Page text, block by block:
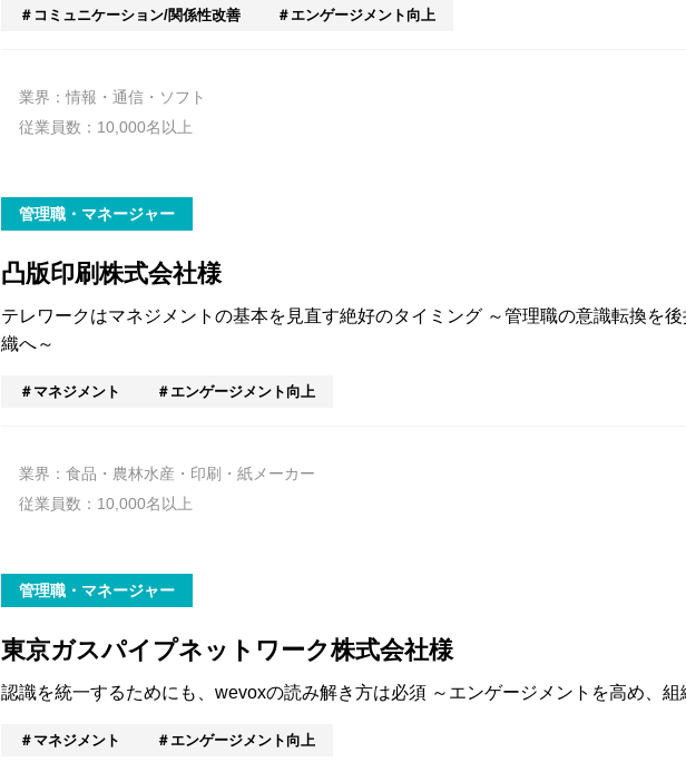
コミュニケーション/関係性改善 エンゲージメント向上
業界：情報・通信・ソフト
従業員数：10,000名以上
管理職・マネージャー
凸版印刷株式会社様
テレワークはマネジメントの基本を見直す絶好のタイミング ～管理職の意識転換を
織へ～
マネジメント エンゲージメント向上
業界：食品・農林水産・印刷・紙メーカー
従業員数：10,000名以上
管理職・マネージャー
東京ガスパイプネットワーク株式会社様
認識を統一するためにも、wevoxの読み解き方は必須 ～エンゲージメントを高め、
マネジメント エンゲージメント向上